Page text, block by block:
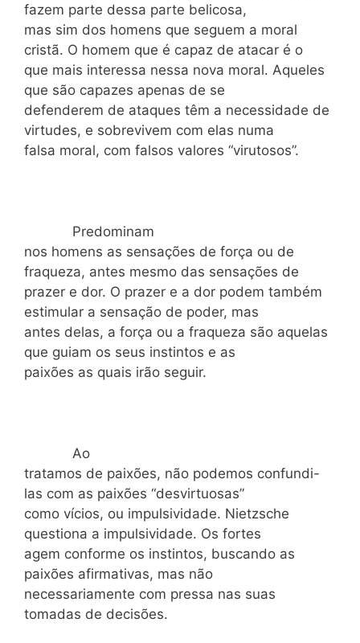
fazem parte dessa parte belicosa,
mas sim dos homens que seguem a moral
cristã. O homem que é capaz de atacar é o
que mais interessa nessa nova moral. Aqueles
que são capazes apenas de se
defenderem de ataques têm a necessidade de
virtudes, e sobrevivem com elas numa
falsa moral, com falsos valores “virutosos”.
Predominam
nos homens as sensações de força ou de
fraqueza, antes mesmo das sensações de
prazer e dor. O prazer e a dor podem também
estimular a sensação de poder, mas
antes delas, a força ou a fraqueza são aquelas
que guiam os seus instintos e as
paixões as quais irão seguir.
Ao
tratamos de paixões, não podemos confundi-
las com as paixões “desvirtuosas”
como vícios, ou impulsividade. Nietzsche
questiona a impulsividade. Os fortes
agem conforme os instintos, buscando as
paixões afirmativas, mas não
necessariamente com pressa nas suas
tomadas de decisões.